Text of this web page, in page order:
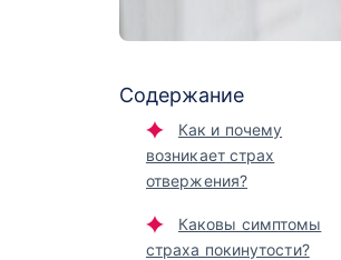
Содержание
Как и почему
возникает страх
отвержения?
Каковы симптомы
страха покинутости?